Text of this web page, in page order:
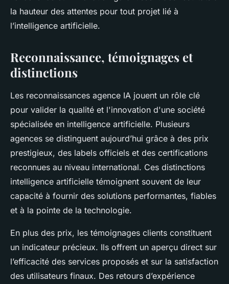
la hauteur des attentes pour tout projet lié à
l’intelligence artificielle.
Reconnaissance, témoignages et
distinctions
Les reconnaissances agence IA jouent un rôle clé
pour valider la qualité et l'innovation d'une société
spécialisée en intelligence artificielle. Plusieurs
agences se distinguent aujourd’hui grâce à des prix
prestigieux, des labels officiels et des certifications
reconnues au niveau international. Ces distinctions
intelligence artificielle témoignent souvent de leur
capacité à fournir des solutions performantes, fiables
et à la pointe de la technologie.
En plus des prix, les témoignages clients constituent
un indicateur précieux. Ils offrent un aperçu direct sur
l’efficacité des services proposés et sur la satisfaction
des utilisateurs finaux. Des retours d’expérience